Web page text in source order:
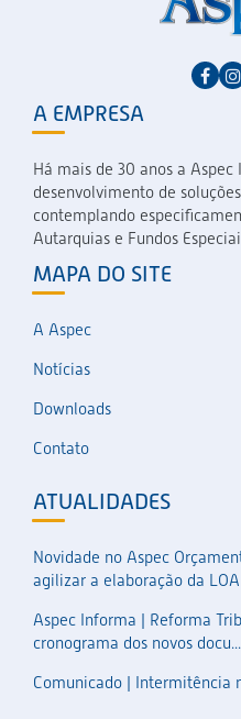
A EMPRESA
Há mais de 30 anos a
desenvolvimento de
contemplando
Autarquias e Fundos
MAPA DO SITE
A Aspec
Notícias
Downloads
Contato
ATUALIDADES
Novidade no Aspec
agilizar a elaboração da LOA
Aspec Informa | Reforma
cronograma dos novos docu...
Comunicado | Intermitência